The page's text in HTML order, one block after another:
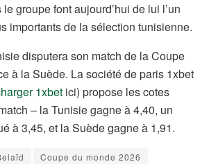
groupe font aujourd’hui de lui l’un
importants de la sélection tunisienne.
disputera son match de la Coupe
à la Suède. La société de paris 1xbet
1xbet ici) propose les cotes
– la Tunisie gagne à 4,40, un
à 3,45, et la Suède gagne à 1,91.
Coupe du monde 2026